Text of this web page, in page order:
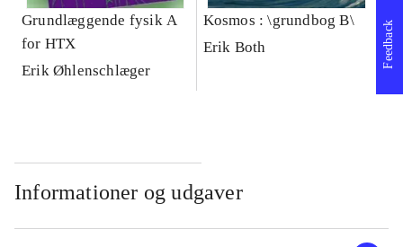
Grundlæggende fysik A
for HTX
Erik Øhlenschlæger
Kosmos : \grundbog B\
Erik Both
Informationer og udgaver
Feedback